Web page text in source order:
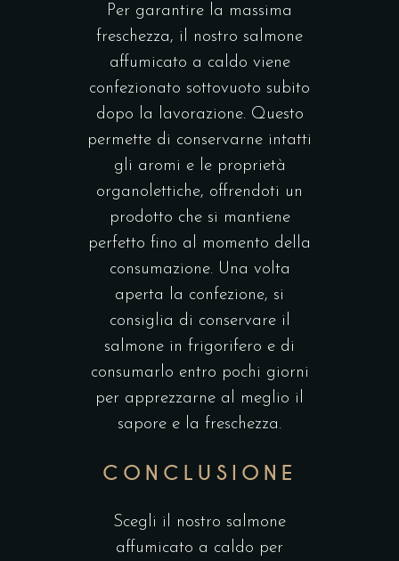
Per garantire la massima
freschezza, il nostro salmone
affumicato a caldo viene
confezionato sottovuoto subito
dopo la lavorazione. Questo
permette di conservarne intatti
gli aromi e le proprietà
organolettiche, offrendoti un
prodotto che si mantiene
perfetto fino al momento della
consumazione. Una volta
aperta la confezione, si
consiglia di conservare il
salmone in frigorifero e di
consumarlo entro pochi giorni
per apprezzarne al meglio il
sapore e la freschezza.
CONCLUSIONE
Scegli il nostro salmone
affumicato a caldo per